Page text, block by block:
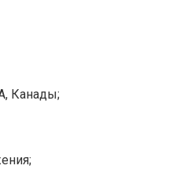
Канады;